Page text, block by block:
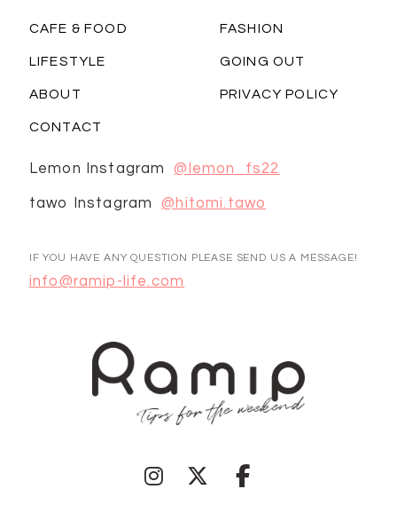
CAFE & FOOD FASHION
LIFESTYLE GOING OUT
ABOUT PRIVACY POLICY
CONTACT
Lemon Instagram @lemon_fs22
tawo Instagram @hitomi.tawo
IF YOU HAVE ANY QUESTION PLEASE SEND US A MESSAGE!
info@ramip-life.com